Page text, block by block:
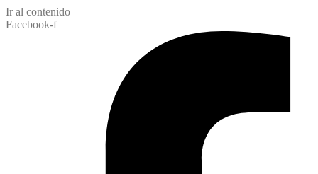
Ir al contenido
Facebook-f